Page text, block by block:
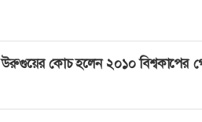
উরুগুয়ের কোচ হলেন ২০১০ বিশ্বকাপের